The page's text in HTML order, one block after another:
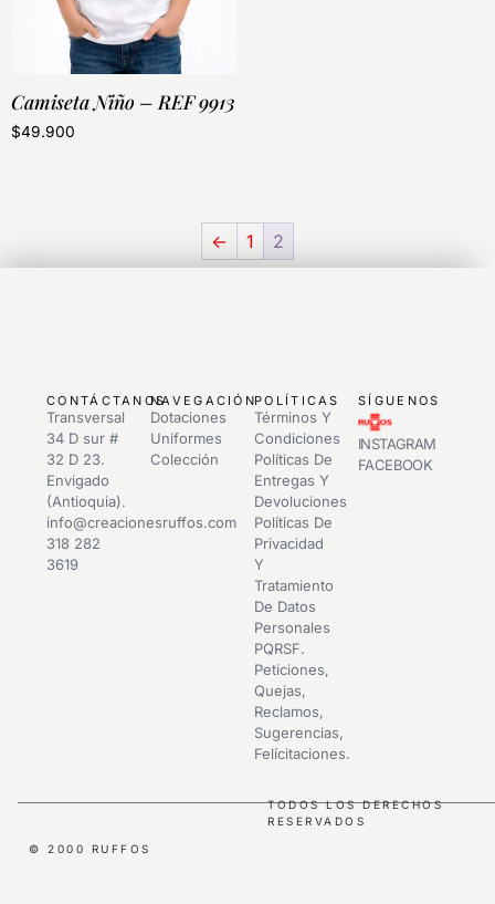
Camiseta Niño – REF 9913
$49.900
← 1 2
CONTÁCTANOS
Transversal
34 D sur #
32 D 23.
Envigado
(Antioquia).
info@creacionesruffos.com
318 282
3619
NAVEGACIÓN
Dotaciones
Uniformes
Colección
POLÍTICAS
Términos Y
Condiciones
Políticas De
Entregas Y
Devoluciones
Políticas De
Privacidad
Y
Tratamiento
De Datos
Personales
PQRSF.
Peticiones,
Quejas,
Reclamos,
Sugerencias,
Felícitaciones.
SÍGUENOS
INSTAGRAM
FACEBOOK
© 2000 RUFFOS
TODOS LOS DERECHOS
RESERVADOS